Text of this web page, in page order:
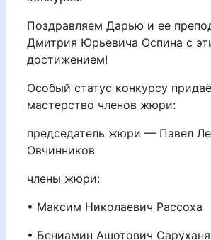
Поздравляем Дарью и ее
Дмитрия Юрьевича Оспина с
достижением!
Особый статус конкурсу
мастерство членов жюри:
председатель жюри — Павел
Овчинников
члены жюри:
• Максим Николаевич Рассоха
• Бениамин Ашотович